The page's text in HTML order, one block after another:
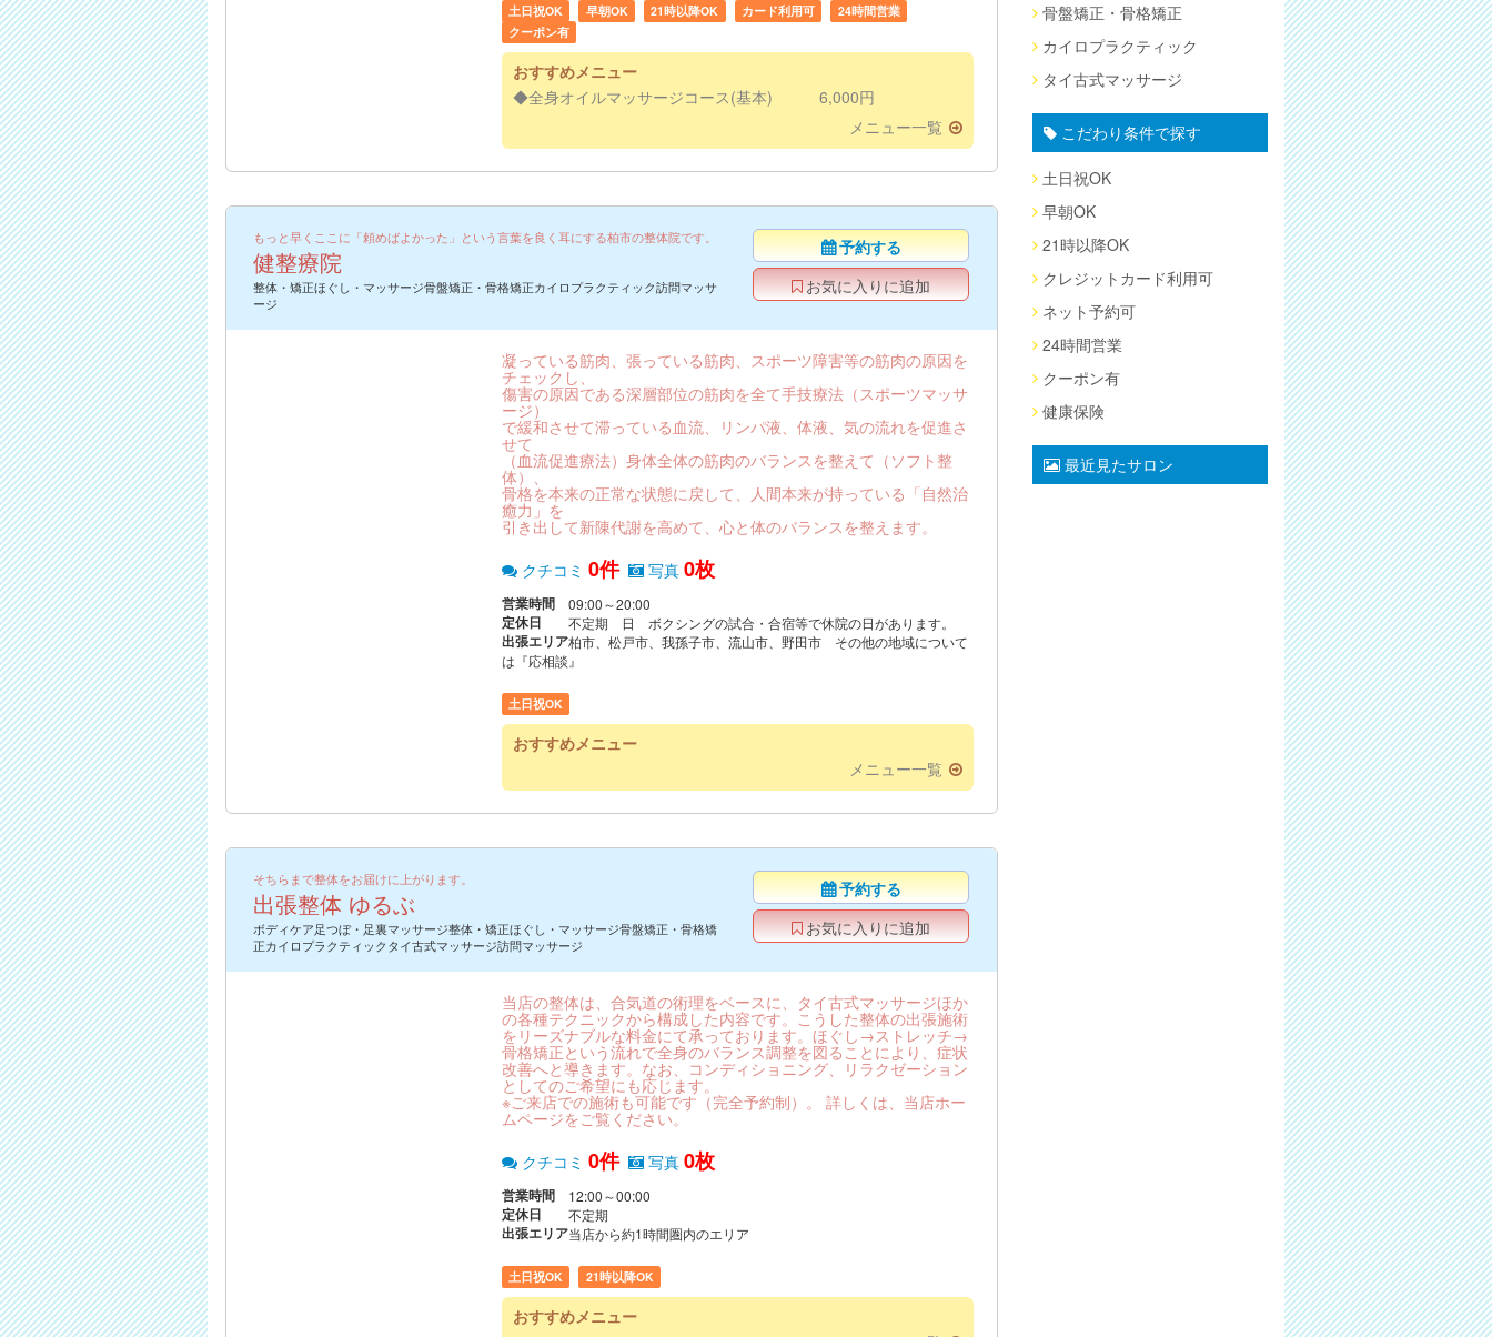
土日祝OK 早朝OK 21時以降OK カード利用可
24時間営業
クーポン有
おすすめメニュー
◆全身オイルマッサージコース(基本) 6,000円
メニュー一覧
もっと早くここに「頼めばよかった」という言葉を良く耳にする柏市の整体院です。
健整療院
整体・矯正ほぐし・マッサージ骨盤矯正・骨格矯正カイロプラクティック訪問マッサ
ージ
予約する
お気に入りに追加
凝っている筋肉、張っている筋肉、スポーツ障害等の筋肉の原因を
チェックし、
傷害の原因である深層部位の筋肉を全て手技療法（スポーツマッサ
ージ）
で緩和させて滞っている血流、リンパ液、体液、気の流れを促進さ
せて
（血流促進療法）身体全体の筋肉のバランスを整えて（ソフト整
体）、
骨格を本来の正常な状態に戻して、人間本来が持っている「自然治
癒力」を
引き出して新陳代謝を高めて、心と体のバランスを整えます。
クチコミ 0件 写真 0枚
営業時間 09:00～20:00
定休日 不定期 日 ボクシングの試合・合宿等で休院の日があります。
出張エリア柏市、松戸市、我孫子市、流山市、野田市 その他の地域について
は『応相談』
土日祝OK
おすすめメニュー
メニュー一覧
そちらまで整体をお届けに上がります。
出張整体 ゆるぶ
ボディケア足つぼ・足裏マッサージ整体・矯正ほぐし・マッサージ骨盤矯正・骨格矯
正カイロプラクティックタイ古式マッサージ訪問マッサージ
予約する
お気に入りに追加
当店の整体は、合気道の術理をベースに、タイ古式マッサージほか
の各種テクニックから構成した内容です。こうした整体の出張施術
をリーズナブルな料金にて承っております。ほぐし→ストレッチ→
骨格矯正という流れで全身のバランス調整を図ることにより、症状
改善へと導きます。なお、コンディショニング、リラクゼーション
としてのご希望にも応じます。
※ご来店での施術も可能です（完全予約制）。 詳しくは、当店ホー
ムページをご覧ください。
クチコミ 0件 写真 0枚
営業時間 12:00～00:00
定休日 不定期
出張エリア当店から約1時間圏内のエリア
土日祝OK 21時以降OK
おすすめメニュー
骨盤矯正・骨格矯正
カイロプラクティック
タイ古式マッサージ
こだわり条件で探す
土日祝OK
早朝OK
21時以降OK
クレジットカード利用可
ネット予約可
24時間営業
クーポン有
健康保険
最近見たサロン